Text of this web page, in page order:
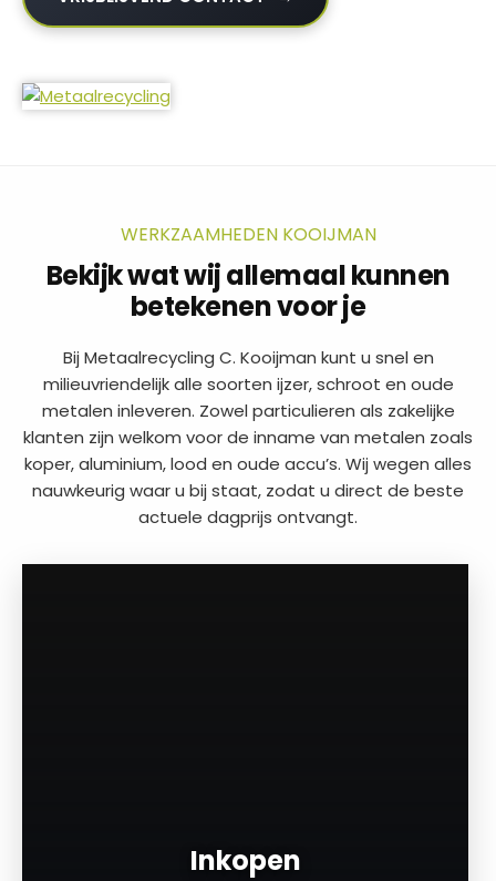
WERKZAAMHEDEN KOOIJMAN
Bekijk wat wij allemaal kunnen
betekenen voor je
Bij Metaalrecycling C. Kooijman kunt u snel en
milieuvriendelijk alle soorten ijzer, schroot en oude
metalen inleveren. Zowel particulieren als zakelijke
klanten zijn welkom voor de inname van metalen zoals
koper, aluminium, lood en oude accu’s. Wij wegen alles
nauwkeurig waar u bij staat, zodat u direct de beste
actuele dagprijs ontvangt.
Inkopen